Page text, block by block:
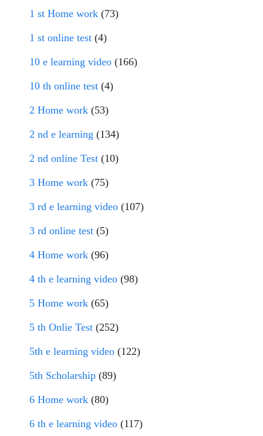
1 st Home work (73)
1 st online test (4)
10 e learning video (166)
10 th online test (4)
2 Home work (53)
2 nd e learning (134)
2 nd online Test (10)
3 Home work (75)
3 rd e learning video (107)
3 rd online test (5)
4 Home work (96)
4 th e learning video (98)
5 Home work (65)
5 th Onlie Test (252)
5th e learning video (122)
5th Scholarship (89)
6 Home work (80)
6 th e learning video (117)